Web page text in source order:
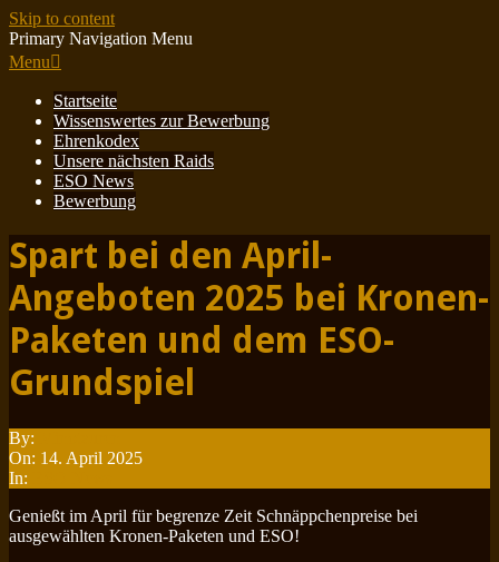
Skip to content
Primary Navigation Menu
Menu
Startseite
Wissenswertes zur Bewerbung
Ehrenkodex
Unsere nächsten Raids
ESO News
Bewerbung
Spart bei den April-
Angeboten 2025 bei Kronen-
Paketen und dem ESO-
Grundspiel
By:
On: 14. April 2025
In:
Genießt im April für begrenze Zeit Schnäppchenpreise bei
ausgewählten Kronen-Paketen und ESO!